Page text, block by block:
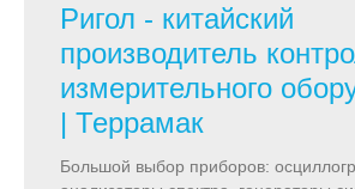
Ригол - китайский
производитель
измерительного
| Террамак
Большой выбор приборов: